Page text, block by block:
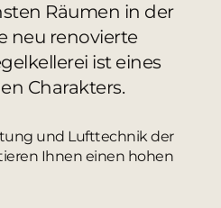
Räumen in der
neu renovierte
ist eines
Charakters.
und Lufttechnik der
Ihnen einen hohen